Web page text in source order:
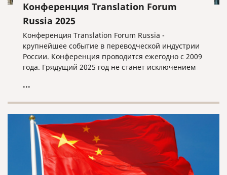
Конференция Translation Forum
Russia 2025
Конференция Translation Forum Russia -
крупнейшее событие в переводческой индустрии
России. Конференция проводится ежегодно с 2009
года. Грядущий 2025 год не станет исключением
...